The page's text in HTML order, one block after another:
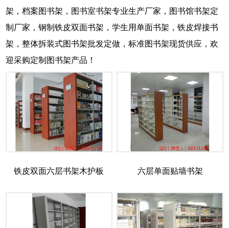
架，档案图书架，图书室书架专业生产厂家，图书馆书架定
制厂家，钢制铁皮双面书架，学生用单面书架，铁皮焊接书
架，整体拆装式图书架批发定做，标准图书架现货供应，欢
迎采购定制图书架产品！
铁皮双面六层书架木护板 六层单面贴墙书架